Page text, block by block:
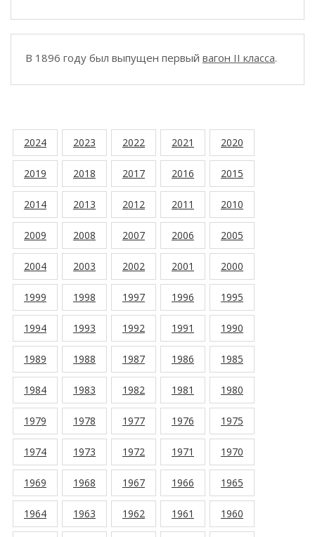
В 1896 году был выпущен первый вагон II класса.
2024 2023 2022 2021 2020
2019 2018 2017 2016 2015
2014 2013 2012 2011 2010
2009 2008 2007 2006 2005
2004 2003 2002 2001 2000
1999 1998 1997 1996 1995
1994 1993 1992 1991 1990
1989 1988 1987 1986 1985
1984 1983 1982 1981 1980
1979 1978 1977 1976 1975
1974 1973 1972 1971 1970
1969 1968 1967 1966 1965
1964 1963 1962 1961 1960